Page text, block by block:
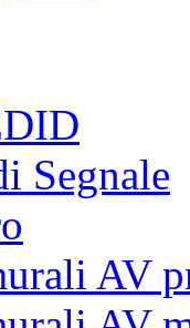
Segnale
AV